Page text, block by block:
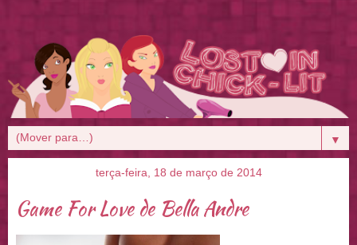
▼
terça-feira, 18 de março de 2014
Game For Love de Bella Andre